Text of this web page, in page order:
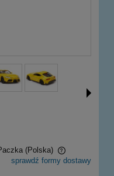
(Polska)
płatności
sprawdź formy dostawy